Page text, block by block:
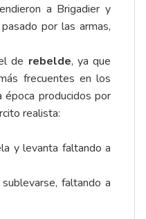
a Brigadier y
por las armas,
de rebelde, ya que
frecuentes en los
producidos por
realista:
y levanta faltando a
faltando a